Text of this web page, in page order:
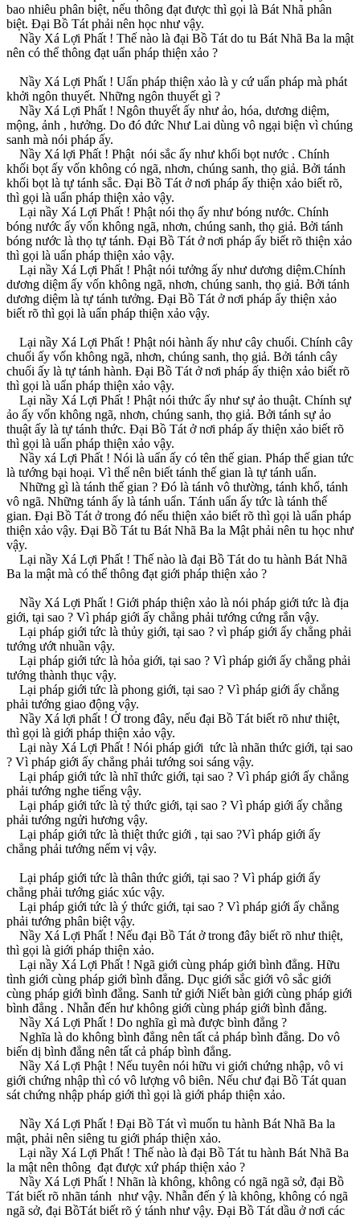
bao nhiêu phân biệt, nếu thông đạt được thì gọi là Bát Nhã phân
biệt. Ðại Bồ Tát phải nên học như vậy.
Nầy Xá Lợi Phất ! Thế nào là đại Bồ Tát do tu Bát Nhã Ba la mật
nên có thể thông đạt uẩn pháp thiện xảo ?
Nầy Xá Lợi Phất ! Uẩn pháp thiện xảo là y cứ uẩn pháp mà phát
khởi ngôn thuyết. Những ngôn thuyết gì ?
Nầy Xá Lợi Phất ! Ngôn thuyết ấy như ảo, hóa, dương diệm,
mộng, ảnh , hưởng. Do đó đức Như Lai dùng vô ngại biện vì chúng
sanh mà nói pháp ấy.
Nầy Xá lợi Phất ! Phật nói sắc ấy như khối bọt nước . Chính
khối bọt ấy vốn không có ngã, nhơn, chúng sanh, thọ giả. Bởi tánh
khối bọt là tự tánh sắc. Ðại Bồ Tát ở nơi pháp ấy thiện xảo biết rõ,
thì gọi là uẩn pháp thiện xảo vậy.
Lại nầy Xá Lợi Phất ! Phật nói thọ ấy như bóng nước. Chính
bóng nước ấy vốn không ngã, nhơn, chúng sanh, thọ giả. Bởi tánh
bóng nước là thọ tự tánh. Ðại Bồ Tát ở nơi pháp ấy biết rõ thiện xảo
thì gọi là uẩn pháp thiện xảo vậy.
Lại nầy Xá Lợi Phất ! Phật nói tưởng ấy như dương diệm.Chính
dương diệm ấy vốn không ngã, nhơn, chúng sanh, thọ giả. Bởi tánh
dương diệm là tự tánh tưởng. Ðại Bồ Tát ở nơi pháp ấy thiện xảo
biết rõ thì gọi là uẩn pháp thiện xảo vậy.
Lại nầy Xá Lợi Phất ! Phật nói hành ấy như cây chuối. Chính cây
chuối ấy vốn không ngã, nhơn, chúng sanh, thọ giả. Bởi tánh cây
chuối ấy là tự tánh hành. Ðại Bồ Tát ở nơi pháp ấy thiện xảo biết rõ
thì gọi là uẩn pháp thiện xảo vậy.
Lại nầy Xá Lợi Phất ! Phật nói thức ấy như sự ảo thuật. Chính sự
ảo ấy vốn không ngã, nhơn, chúng sanh, thọ giả. Bởi tánh sự ảo
thuật ấy là tự tánh thức. Ðại Bồ Tát ở nơi pháp ấy thiện xảo biết rõ
thì gọi là uẩn pháp thiện xảo vậy.
Nầy xá Lợi Phất ! Nói là uẩn ấy có tên thế gian. Pháp thế gian tức
là tướng bại hoại. Vì thế nên biết tánh thế gian là tự tánh uẩn.
Những gì là tánh thế gian ? Ðó là tánh vô thường, tánh khổ, tánh
vô ngã. Những tánh ấy là tánh uẩn. Tánh uẩn ấy tức là tánh thế
gian. Ðại Bồ Tát ở trong đó nếu thiện xảo biết rõ thì gọi là uẩn pháp
thiện xảo vậy. Ðại Bồ Tát tu Bát Nhã Ba la Mật phải nên tu học như
vậy.
Lại nầy Xá Lợi Phất ! Thế nào là đại Bồ Tát do tu hành Bát Nhã
Ba la mật mà có thể thông đạt giới pháp thiện xảo ?
Nầy Xá Lợi Phất ! Giới pháp thiện xảo là nói pháp giới tức là địa
giới, tại sao ? Vì pháp giới ấy chẳng phải tướng cứng rắn vậy.
Lại pháp giới tức là thủy giới, tại sao ? vì pháp giới ấy chẳng phải
tướng ướt nhuần vậy.
Lại pháp giới tức là hỏa giới, tại sao ? Vì pháp giới ấy chẳng phải
tướng thành thục vậy.
Lại pháp giới tức là phong giới, tại sao ? Vì pháp giới ấy chẳng
phải tướng giao động vậy.
Nầy Xá lợi phất ! Ở trong đây, nếu đại Bồ Tát biết rõ như thiệt,
thì gọi là giới pháp thiện xảo vậy.
Lại này Xá Lợi Phất ! Nói pháp giới tức là nhãn thức giới, tại sao
? Vì pháp giới ấy chẳng phải tướng soi sáng vậy.
Lại pháp giới tức là nhĩ thức giới, tại sao ? Vì pháp giới ấy chẳng
phải tướng nghe tiếng vậy.
Lại pháp giới tức là tỷ thức giới, tại sao ? Vì pháp giới ấy chẳng
phải tướng ngửi hương vậy.
Lại pháp giới tức là thiệt thức giới , tại sao ?Vì pháp giới ấy
chẳng phải tướng nếm vị vậy.
Lại pháp giới tức là thân thức giới, tại sao ? Vì pháp giới ấy
chẳng phải tướng giác xúc vậy.
Lại pháp giới tức là ý thức giới, tại sao ? Vì pháp giới ấy chẳng
phải tướng phân biệt vậy.
Nầy Xá Lợi Phất ! Nếu đại Bồ Tát ở trong đây biết rõ như thiệt,
thì gọi là giới pháp thiện xảo.
Lại nầy Xá Lợi Phất ! Ngã giới cùng pháp giới bình đẳng. Hữu
tình giới cùng pháp giới bình đẳng. Dục giới sắc giới vô sắc giới
cùng pháp giới bình đẳng. Sanh tử giới Niết bàn giới cùng pháp giới
bình đẳng . Nhẫn đến hư không giới cùng pháp giới bình đẳng.
Nầy Xá Lợi Phất ! Do nghĩa gì mà được bình đẳng ?
Nghĩa là do không bình đẳng nên tất cả pháp bình đẳng. Do vô
biến dị bình đẳng nên tất cả pháp bình đẳng.
Nầy Xá Lợi Phật ! Nếu tuyên nói hữu vi giới chứng nhập, vô vi
giới chứng nhập thì có vô lượng vô biên. Nếu chư đại Bồ Tát quan
sát chứng nhập pháp giới thì gọi là giới pháp thiện xảo.
Nầy Xá Lợi Phất ! Ðại Bồ Tát vì muốn tu hành Bát Nhã Ba la
mật, phải nên siêng tu giới pháp thiện xảo.
Lại nầy Xá Lợi Phất ! Thế nào là đại Bồ Tát tu hành Bát Nhã Ba
la mật nên thông đạt được xứ pháp thiện xảo ?
Nầy Xá Lợi Phất ! Nhãn là không, không có ngã ngã sở, đại Bồ
Tát biết rõ nhãn tánh như vậy. Nhẫn đến ý là không, không có ngã
ngã sở, đại BồTát biết rõ ý tánh như vậy. Ðại Bồ Tát dầu ở nơi các